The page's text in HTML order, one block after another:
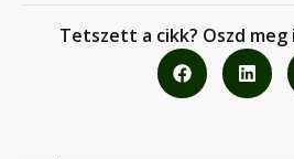
Tetszett a cikk? Oszd meg